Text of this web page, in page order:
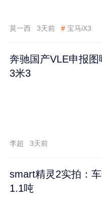
莫一西 3天前 # 宝马iX3
奔驰国产VLE申报
3米3
李超 3天前
smart精灵2实拍：
1.1吨